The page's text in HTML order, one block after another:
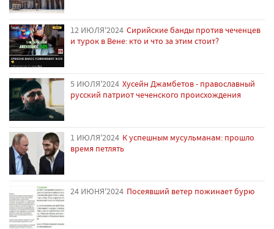
12 ИЮЛЯ'2024 Сирийские банды против чеченцев
и турок в Вене: кто и что за этим стоит?
5 ИЮЛЯ'2024 Хусейн Джамбетов - православный
русский патриот чеченского происхождения
1 ИЮЛЯ'2024 К успешным мусульманам: прошло
время петлять
24 ИЮНЯ'2024 Посеявший ветер пожинает бурю